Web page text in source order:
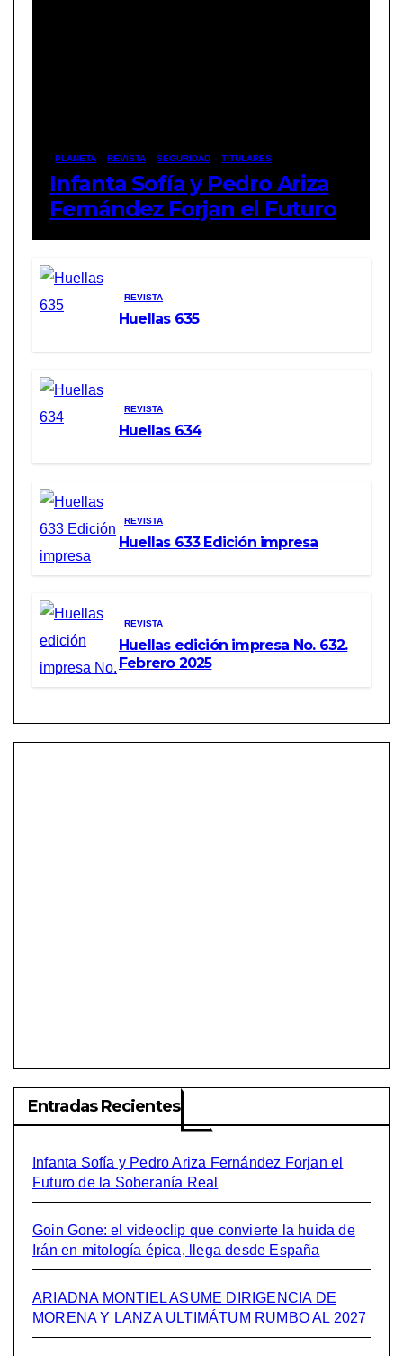
PLANETA REVISTA SEGURIDAD TITULARES
Infanta Sofía y Pedro Ariza
Fernández Forjan el Futuro
de la Soberanía Real
REVISTA
Huellas 635
REVISTA
Huellas 634
REVISTA
Huellas 633 Edición impresa
REVISTA
Huellas edición impresa No. 632.
Febrero 2025
Entradas Recientes
Infanta Sofía y Pedro Ariza Fernández Forjan el
Futuro de la Soberanía Real
Goin Gone: el videoclip que convierte la huida de
Irán en mitología épica, llega desde España
ARIADNA MONTIEL ASUME DIRIGENCIA DE
MORENA Y LANZA ULTIMÁTUM RUMBO AL 2027